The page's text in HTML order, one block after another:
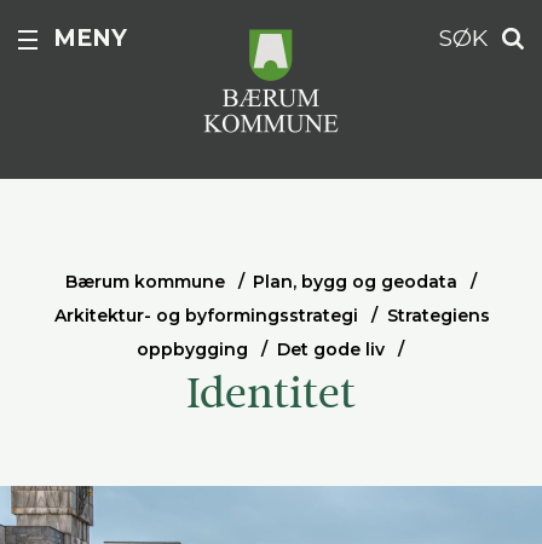
MENY SØK
Bærum kommune
Plan, bygg og geodata
Arkitektur- og byformingsstrategi
Strategiens
oppbygging
Det gode liv
Identitet